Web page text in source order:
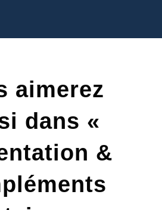
aimerez
dans «
&